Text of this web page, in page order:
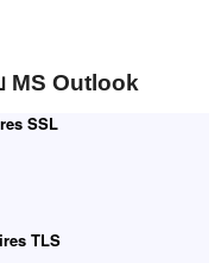
MS Outlook
SSL
TLS